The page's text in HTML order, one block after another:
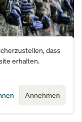
dass
erhalten.
Annehmen